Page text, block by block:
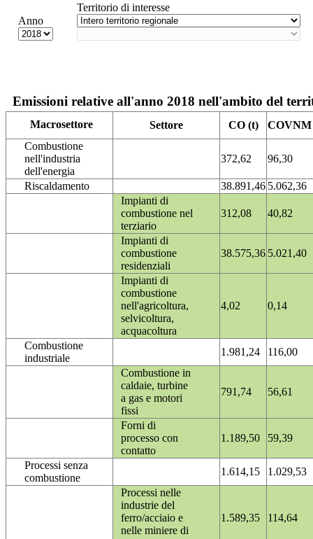
Anno
Territorio di interesse
Emissioni relative all'anno 2018 nell'ambito del
Macrosettore Settore CO (t)
COVNM
Combustione
nell'industria
dell'energia
372,62 96,30
Riscaldamento 38.891,46 5.062,36
Impianti di
combustione nel
terziario
312,08 40,82
Impianti di
combustione
residenziali
38.575,36 5.021,40
Impianti di
combustione
nell'agricoltura,
selvicoltura,
acquacoltura
4,02 0,14
Combustione
industriale
1.981,24
116,00
Combustione in
caldaie, turbine
a gas e motori
fissi
791,74 56,61
Forni di
processo con
contatto
1.189,50 59,39
Processi senza
combustione
1.614,15
1.029,53
Processi nelle
industrie del
ferro/acciaio e
nelle miniere di
1.589,35 114,64